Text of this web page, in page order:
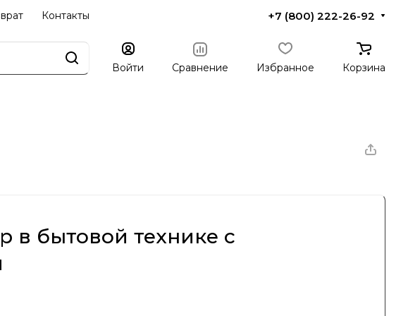
Контакты +7 (800) 222-26-92
Войти Сравнение Избранное Корзина
бытовой технике с
в Соединенных Штатах, который на